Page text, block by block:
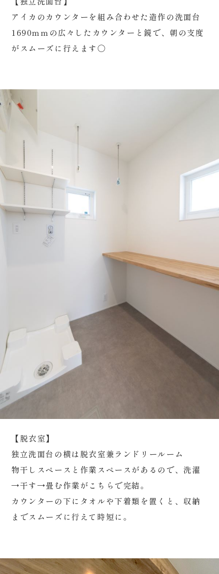
アイカのカウンターを組み合わせた造作の洗面台
1690ｍｍの広々したカウンターと鏡で、朝の支度
がスムーズに行えます〇
【脱衣室】
独立洗面台の横は脱衣室兼ランドリールーム
物干しスペースと作業スペースがあるので、洗濯
→干す→畳む作業がこちらで完結。
カウンターの下にタオルや下着類を置くと、収納
までスムーズに行えて時短に。